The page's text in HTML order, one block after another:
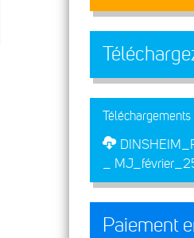
_
Paiement